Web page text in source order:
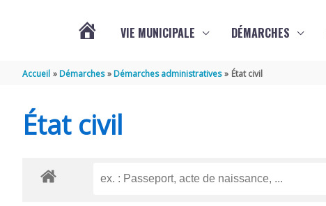
VIE MUNICIPALE DÉMARCHES
Accueil Démarches Démarches administratives État civil
État civil